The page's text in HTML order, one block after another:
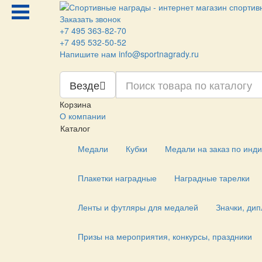
Заказать звонок
+7 495 363-82-70
+7 495 532-50-52
Напишите нам info@sportnagrady.ru
Везде
Корзина
О компании
Каталог
Медали
Кубки Медали на заказ по
Плакетки наградные Наградные тарелки
Ленты и футляры для медалей Значки,
Призы на мероприятия, конкурсы, праздники